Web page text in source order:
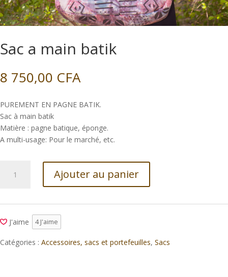
Sac a main batik
8 750,00 CFA
PUREMENT EN PAGNE BATIK.
Sac à main batik
Matière : pagne batique, éponge.
A multi-usage: Pour le marché, etc.
batik
Ajouter au panier
J'aime 4J'aime
Catégories : Accessoires, sacs et portefeuilles, Sacs